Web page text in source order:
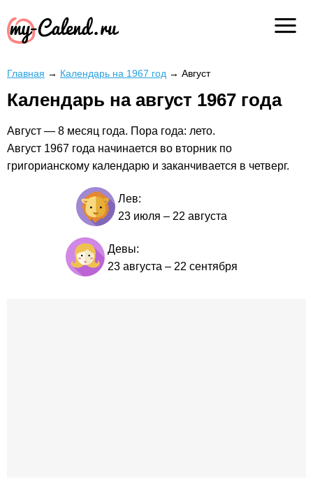
Главная → Календарь на 1967 год → Август
Календарь на август 1967 года
Август — 8 месяц года. Пора года: лето.
Август 1967 года начинается во вторник по
григорианскому календарю и заканчивается в четверг.
Лев:
23 июля – 22 августа
Девы:
23 августа – 22 сентября